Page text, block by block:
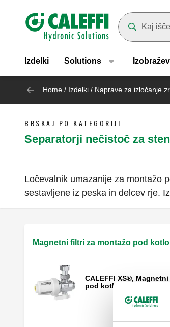
Header main
Izdelki Solutions
Home / Izdelki / Naprave za izločanje
BRSKAJ PO KATEGORIJI
Separatorji nečistoč za
Ločevalnik umazanije za montažo
sestavljene iz peska in delcev rje.
Magnetni filtri za montažo pod
CALEFFI XS®,
pod kotlom. Kotna